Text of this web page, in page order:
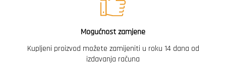
Mogućnost zamjene
Kupljeni proizvod možete zamijeniti u roku 14 dana od
izdavanja računa